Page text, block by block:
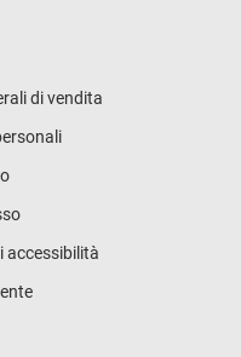
di vendita
accessibilità